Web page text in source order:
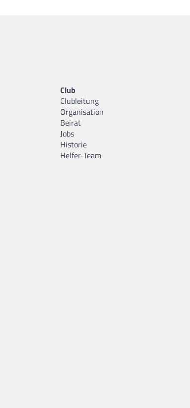
Club
Clubleitung
Organisation
Beirat
Jobs
Historie
Helfer-Team